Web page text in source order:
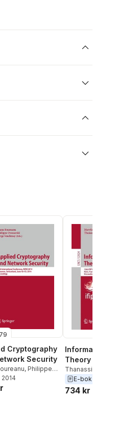
Cryptography
Security
, Philippe
,Serge
2014
Information
Theory and
Thanassis
Maryline Laurent
E-bok
734 kr